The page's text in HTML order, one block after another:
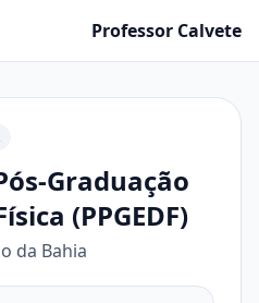
Professor Calvete
Graduação
(PPGEDF)
da Bahia